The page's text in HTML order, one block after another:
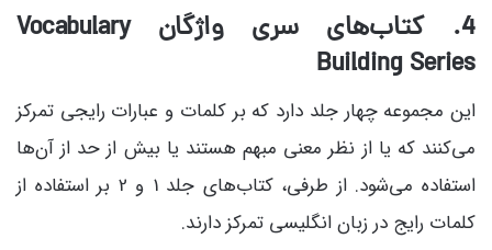
4. کتاب‌های سری واژگان Vocabulary
Building Series
این مجموعه چهار جلد دارد که بر کلمات و عبارات رایجی تمرکز
می‌کنند که یا از نظر معنی مبهم هستند یا بیش از حد از آن‌ها
استفاده می‌شود. از طرفی، کتاب‌های جلد 1 و 2 بر استفاده از
کلمات رایج در زبان انگلیسی تمرکز دارند.